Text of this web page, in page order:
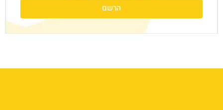
הרשם